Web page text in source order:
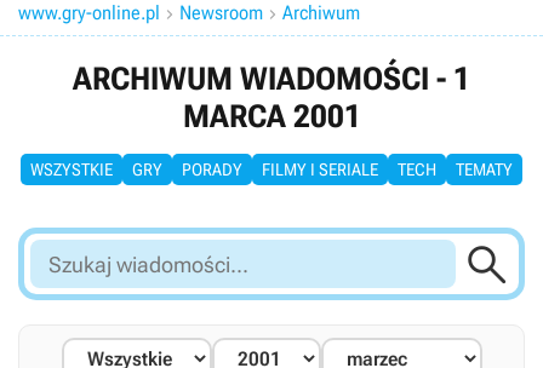
www.gry-online.pl  Newsroom  Archiwum
ARCHIWUM WIADOMOŚCI - 1
MARCA 2001
WSZYSTKIE GRY PORADY FILMY I SERIALE TECH TEMATY
Szukaj
wiadomości...
